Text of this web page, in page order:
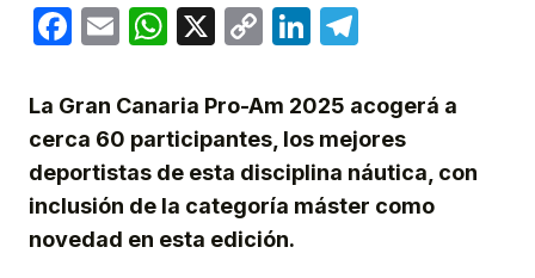
Facebook
EmailWhatsApp
X
CopyLinkedIn
La Gran Canaria Pro-Am 2025 acogerá a
cerca 60 participantes, los mejores
deportistas de esta disciplina náutica, con
inclusión de la categoría máster como
novedad en esta edición.